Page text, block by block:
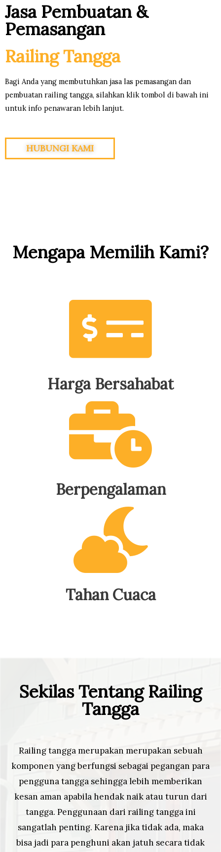
Jasa Pembuatan &
Pemasangan
Railing Tangga
Bagi Anda yang membutuhkan jasa las pemasangan dan
pembuatan railing tangga, silahkan klik tombol di bawah ini
untuk info penawaran lebih lanjut.
HUBUNGI KAMI
Mengapa Memilih Kami?
Harga Bersahabat
Berpengalaman
Tahan Cuaca
Sekilas Tentang Railing
Tangga
Railing tangga merupakan merupakan sebuah
komponen yang berfungsi sebagai pegangan para
pengguna tangga sehingga lebih memberikan
kesan aman apabila hendak naik atau turun dari
tangga. Penggunaan dari railing tangga ini
sangatlah penting. Karena jika tidak ada, maka
bisa jadi para penghuni akan jatuh secara tidak